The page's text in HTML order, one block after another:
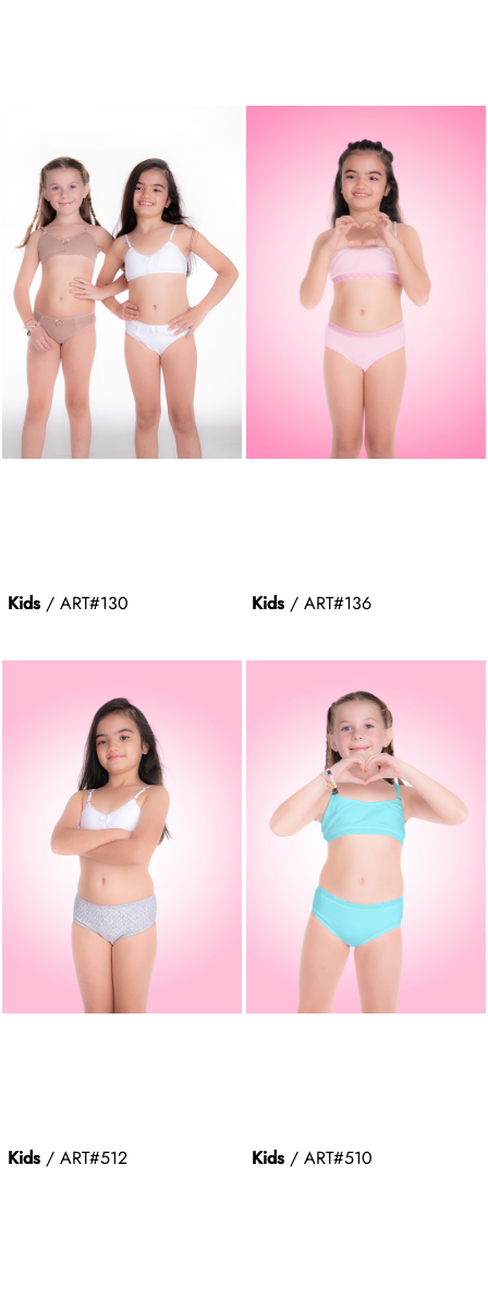
Kids / ART#130 Kids / ART#136
Kids / ART#512 Kids / ART#510